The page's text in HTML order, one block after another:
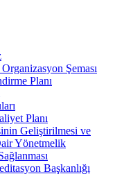
Şeması
Planı
Planı
Geliştirilmesi ve
Yönetmelik
Başkanlığı